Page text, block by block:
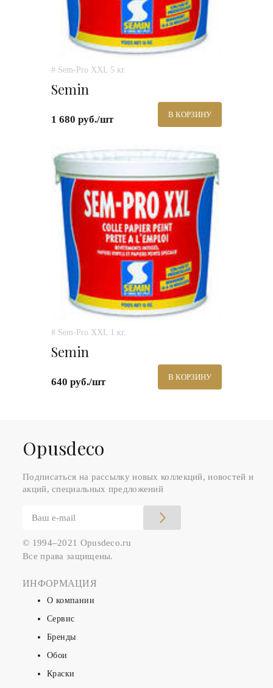
# Sem-Pro XXL 5 кг.
Semin
1 680 руб./шт В КОРЗИНУ
# Sem-Pro XXL 1 кг.
Semin
640 руб./шт В КОРЗИНУ
Оpusdeco
Подписаться на рассылку новых коллекций, новостей и
акций, специальных предложений
© 1994–2021 Opusdeco.ru
Все права защищены.
ИНФОРМАЦИЯ
О компании
Сервис
Бренды
Обои
Краски